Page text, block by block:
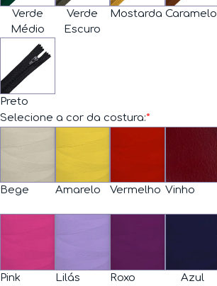
Verde
Médio
Verde
Escuro
Mostarda Caramelo
Preto
*
Selecione a cor da costura:
Bege Amarelo Vermelho Vinho
Pink Lilás Roxo
Azul